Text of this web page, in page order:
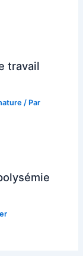
travail
/ Par